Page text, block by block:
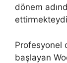
dönem
Profesyonel
başlayan